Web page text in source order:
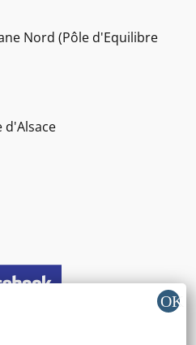
Nord (Pôle d'Equilibre
d'Alsace